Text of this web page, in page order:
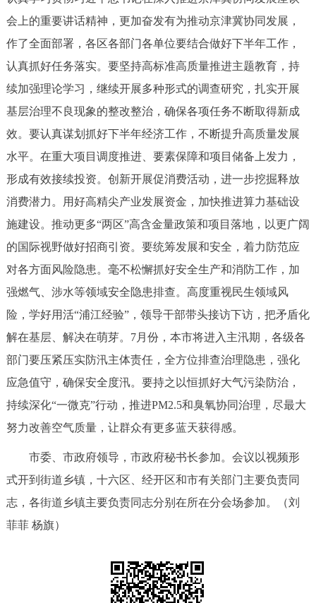
会上的重要讲话精神，更加奋发有为推动京津冀协同发展，
作了全面部署，各区各部门各单位要结合做好下半年工作，
认真抓好任务落实。要坚持高标准高质量推进主题教育，持
续加强理论学习，继续开展多种形式的调查研究，扎实开展
基层治理不良现象的整改整治，确保各项任务不断取得新成
效。要认真谋划抓好下半年经济工作，不断提升高质量发展
水平。在重大项目调度推进、要素保障和项目储备上发力，
形成有效接续投资。创新开展促消费活动，进一步挖掘释放
消费潜力。用好高精尖产业发展资金，加快推进算力基础设
施建设。推动更多“两区”高含金量政策和项目落地，以更广阔
的国际视野做好招商引资。要统筹发展和安全，着力防范应
对各方面风险隐患。毫不松懈抓好安全生产和消防工作，加
强燃气、涉水等领域安全隐患排查。高度重视民生领域风
险，学好用活“浦江经验”，领导干部带头接访下访，把矛盾化
解在基层、解决在萌芽。7月份，本市将进入主汛期，各级各
部门要压紧压实防汛主体责任，全方位排查治理隐患，强化
应急值守，确保安全度汛。要持之以恒抓好大气污染防治，
持续深化“一微克”行动，推进PM2.5和臭氧协同治理，尽最大
努力改善空气质量，让群众有更多蓝天获得感。
市委、市政府领导，市政府秘书长参加。会议以视频形
式开到街道乡镇，十六区、经开区和市有关部门主要负责同
志，各街道乡镇主要负责同志分别在所在分会场参加。
（刘
菲菲 杨旗）